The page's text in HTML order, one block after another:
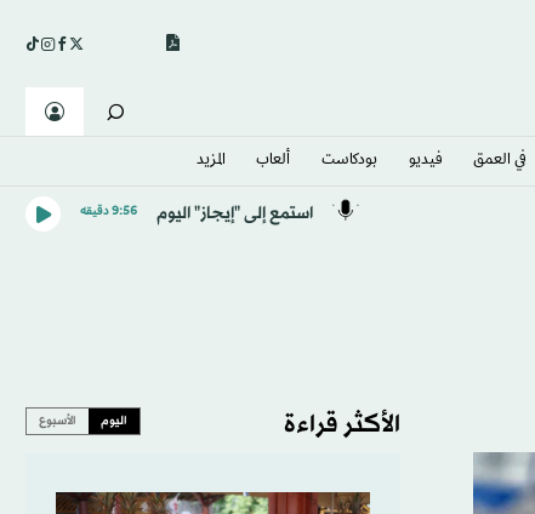
في العمق فيديو بودكاست ألعاب المزيد
استمع إلى "إيجاز" اليوم 9:56 دقيقه
الأكثر قراءة اليوم الأسبوع